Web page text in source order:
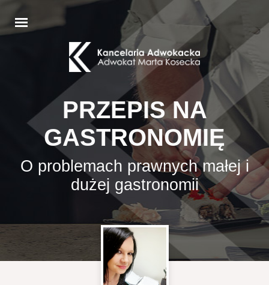
PRZEPIS NA
GASTRONOMIĘ
O problemach prawnych małej i
dużej gastronomii